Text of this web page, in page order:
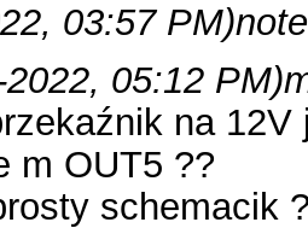
03:57 PM)
05:12 PM)
na
m OUT5 ??
schemacik